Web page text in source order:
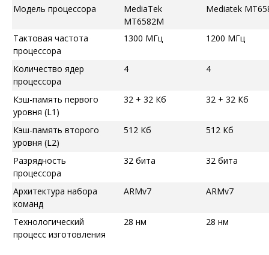
Модель процессора
MediaTek
MT6582M
Mediatek
Тактовая частота
процессора
1300 МГц 1200 МГц
Количество ядер
процессора
4 4
Кэш-память первого
уровня (L1)
32 + 32 Кб 32 + 32 Кб
Кэш-память второго
уровня (L2)
512 Кб 512 Кб
Разрядность
процессора
32 бита 32 бита
Архитектура набора
команд
ARMv7 ARMv7
Технологический
процесс изготовления
28 нм 28 нм